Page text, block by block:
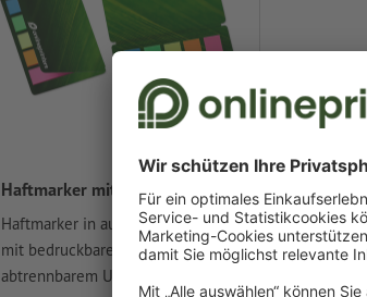
Haftmarker mit Umschlag
Haftmarker in auffälligen Farben
mit bedruckbarem und
abtrennbarem Umschlag.